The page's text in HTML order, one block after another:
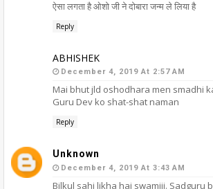
ऐसा लगता है ओशो जी ने दोबारा जन्म ले लिया है
Reply
ABHISHEK
December 4, 2019 At 2:57 AM
Mai bhut jld oshodhara men smadhi
Guru Dev ko shat-shat naman
Reply
Unknown
December 4, 2019 At 3:43 AM
Bilkul sahi likha hai swamiji. Sadguru